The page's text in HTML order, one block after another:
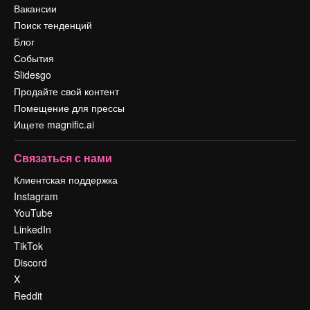
Вакансии
Поиск тенденций
Блог
События
Slidesgo
Продайте свой контент
Помещение для прессы
Ищете magnific.ai
Связаться с нами
Клиентская поддержка
Instagram
YouTube
LinkedIn
TikTok
Discord
X
Reddit